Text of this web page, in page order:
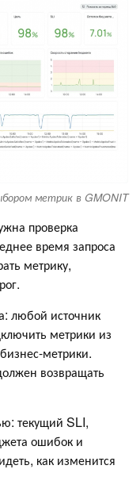
метрик в GMONIT
проверка
время запроса
метрику,
любой источник
метрики из
метрики.
возвращать
текущий SLI,
ошибок и
как изменится